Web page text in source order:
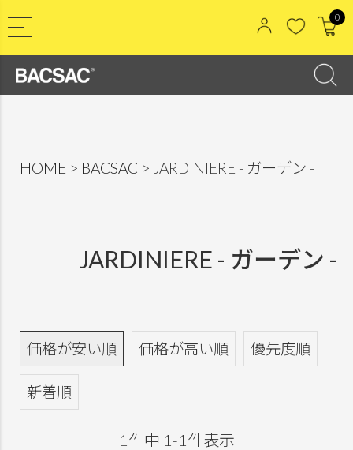
0
HOME BACSAC JARDINIERE - ガーデン -
JARDINIERE - ガーデン -
価格が安い順 価格が高い順 優先度順
新着順
1 件中 1 -1 件表示